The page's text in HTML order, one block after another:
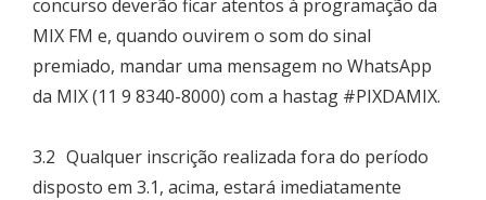
concurso deverão ficar atentos à programação da
MIX FM e, quando ouvirem o som do sinal
premiado, mandar uma mensagem no WhatsApp
da MIX (11 9 8340-8000) com a hastag #PIXDAMIX.
3.2 Qualquer inscrição realizada fora do período
disposto em 3.1, acima, estará imediatamente